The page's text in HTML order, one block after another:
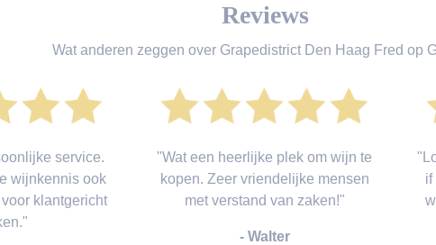
Reviews
Wat anderen zeggen over Grapedistrict Den Haag Fred op
service.
wijnkennis ook
klantgericht
"Wat een heerlijke plek om wijn te
kopen. Zeer vriendelijke mensen
met verstand van zaken!"
- Walter
if